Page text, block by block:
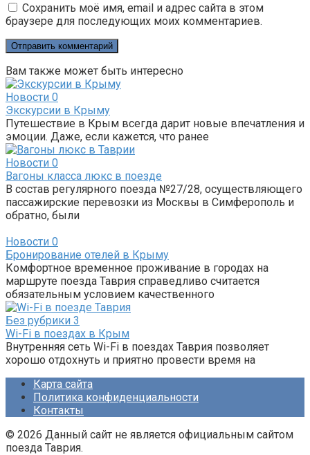
Сохранить моё имя, email и адрес сайта в этом
браузере для последующих моих комментариев.
Вам также может быть интересно
Новости 0
Экскурсии в Крыму
Путешествие в Крым всегда дарит новые впечатления и
эмоции. Даже, если кажется, что ранее
Новости 0
Вагоны класса люкс в поезде
В состав регулярного поезда №27/28, осуществляющего
пассажирские перевозки из Москвы в Симферополь и
обратно, были
Новости 0
Бронирование отелей в Крыму
Комфортное временное проживание в городах на
маршруте поезда Таврия справедливо считается
обязательным условием качественного
Без рубрики 3
Wi-Fi в поездах в Крым
Внутренняя сеть Wi-Fi в поездах Таврия позволяет
хорошо отдохнуть и приятно провести время на
Карта сайта
Политика конфиденциальности
Контакты
© 2026 Данный сайт не является официальным сайтом
поезда Таврия.